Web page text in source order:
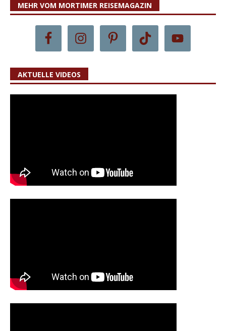
MEHR VOM MORTIMER REISEMAGAZIN
AKTUELLE VIDEOS